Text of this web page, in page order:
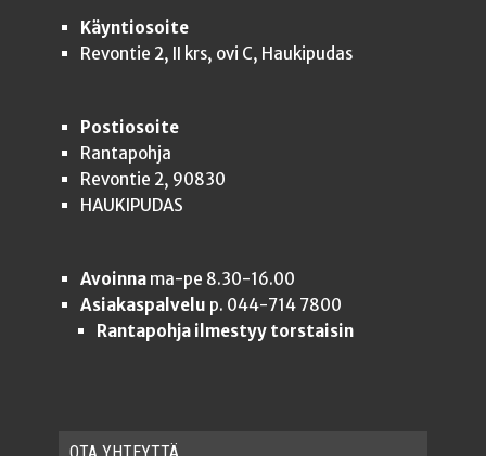
Käyntiosoite
Revontie 2, II krs, ovi C, Haukipudas
Postiosoite
Rantapohja
Revontie 2, 90830
HAUKIPUDAS
Avoinnama-pe 8.30-16.00
Asiakaspalvelu p. 044-714 7800
Rantapohja ilmestyy torstaisin